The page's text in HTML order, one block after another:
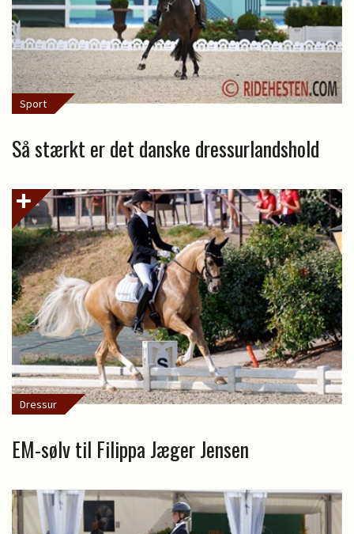
Sport
Så stærkt er det danske dressurlandshold
Dressur
EM-sølv til Filippa Jæger Jensen